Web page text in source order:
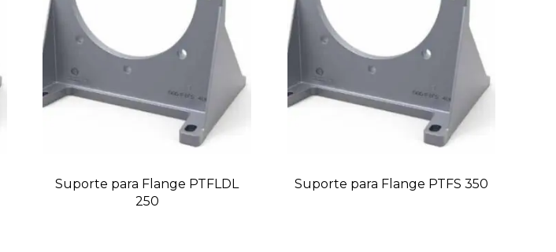
Suporte para Flange PTFLDL
250
Suporte para Flange PTFS 350